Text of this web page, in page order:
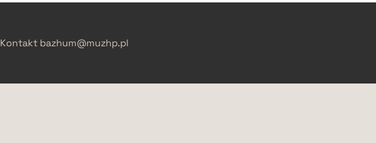
pobierz cytat
Kontakt bazhum@muzhp.pl